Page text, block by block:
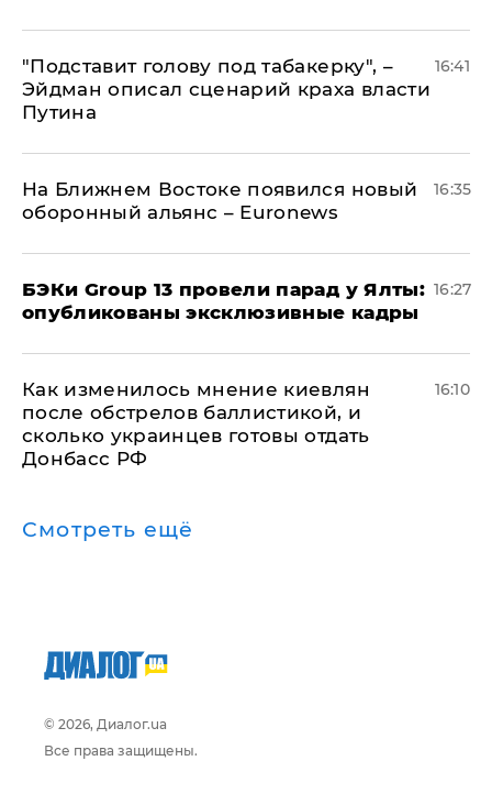
​"Подставит голову под табакерку", –
Эйдман описал сценарий краха власти
Путина
16:41
На Ближнем Востоке появился новый
оборонный альянс – Euronews
16:35
​БЭКи Group 13 провели парад у Ялты:
опубликованы эксклюзивные кадры
16:27
Как изменилось мнение киевлян
после обстрелов баллистикой, и
сколько украинцев готовы отдать
Донбасс РФ
16:10
Смотреть ещё
© 2026, Диалог.ua
Все права защищены.